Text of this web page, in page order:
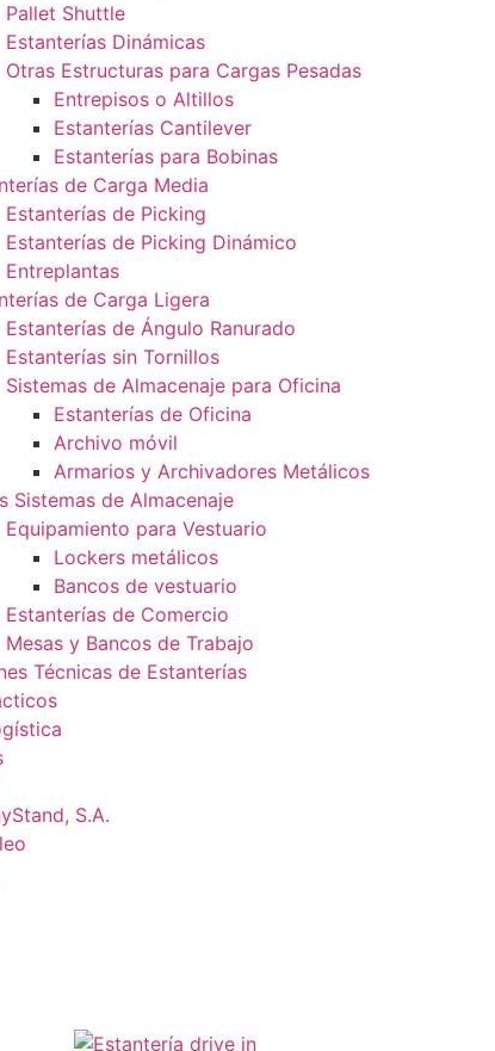
Pallet Shuttle
Estanterías Dinámicas
Otras Estructuras para Cargas Pesadas
Entrepisos o Altillos
Estanterías Cantilever
Estanterías para Bobinas
de Carga Media
Estanterías de Picking
Estanterías de Picking Dinámico
Entreplantas
de Carga Ligera
Estanterías de Ángulo Ranurado
Estanterías sin Tornillos
Sistemas de Almacenaje para Oficina
Estanterías de Oficina
Archivo móvil
Armarios y Archivadores Metálicos
Sistemas de Almacenaje
Equipamiento para Vestuario
Lockers metálicos
Bancos de vestuario
Estanterías de Comercio
Mesas y Bancos de Trabajo
Técnicas de Estanterías
S.A.